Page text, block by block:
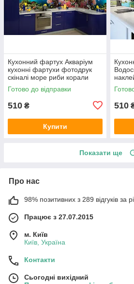
Кухонний фартух Акваріум
кухонні фартухи фотодрук
скіналі море риби корали
600х2000 мм
Готово до відправки
510 ₴
Купити
кухні
510
Показати ще
Про нас
98% позитивних з 289 відгуків за
Працює з 27.07.2015
м. Київ
Київ, Україна
Контакти
Сьогодні вихідний